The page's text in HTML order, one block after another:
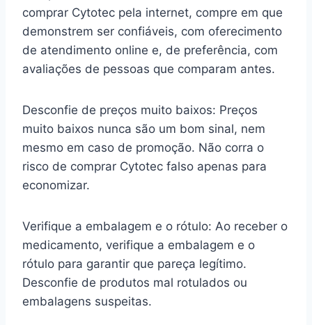
comprar Cytotec pela internet, compre em que
demonstrem ser confiáveis, com oferecimento
de atendimento online e, de preferência, com
avaliações de pessoas que comparam antes.
Desconfie de preços muito baixos: Preços
muito baixos nunca são um bom sinal, nem
mesmo em caso de promoção. Não corra o
risco de comprar Cytotec falso apenas para
economizar.
Verifique a embalagem e o rótulo: Ao receber o
medicamento, verifique a embalagem e o
rótulo para garantir que pareça legítimo.
Desconfie de produtos mal rotulados ou
embalagens suspeitas.